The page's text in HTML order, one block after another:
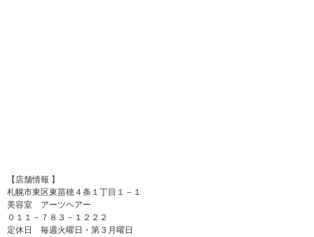
【店舗情報 】
札幌市東区東苗穂４条１丁目１－１
美容室 アーツヘアー
０１１－７８３－１２２２
定休日 毎週火曜日・第３月曜日